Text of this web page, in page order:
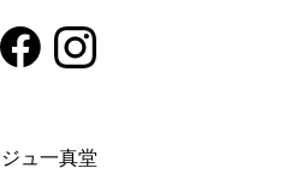
ュ一真堂